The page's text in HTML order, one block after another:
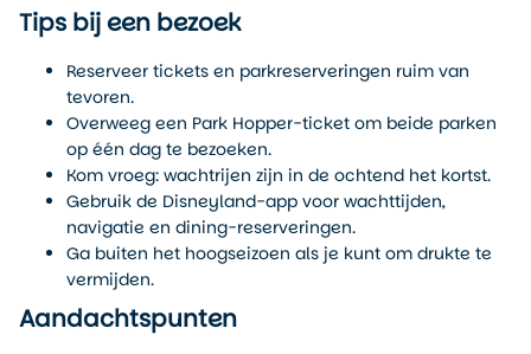
Tips bij een bezoek
Reserveer tickets en parkreserveringen ruim van
tevoren.
Overweeg een Park Hopper-ticket om beide parken
op één dag te bezoeken.
Kom vroeg: wachtrijen zijn in de ochtend het kortst.
Gebruik de Disneyland-app voor wachttijden,
navigatie en dining-reserveringen.
Ga buiten het hoogseizoen als je kunt om drukte te
vermijden.
Aandachtspunten